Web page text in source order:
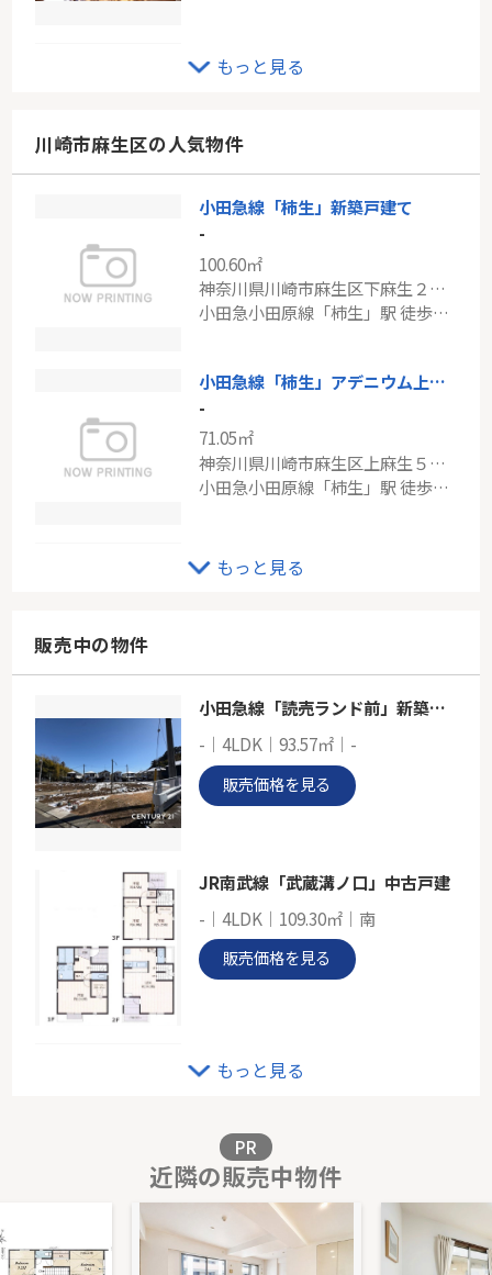
小田急線「玉川学園前」新築分譲
-
神奈川県横浜市青葉区奈良町
52.63㎡
神奈川県川崎市中原区下小田中６丁目
もっと見る
川崎市麻生区の人気物件
小田急線「柿生」新築戸建て
-
100.60㎡
神奈川県川崎市麻生区下麻生２丁目
小田急小田原線「柿生」駅 徒歩22分
小田急線「柿生」アデニウム上麻生ザ・レジデンス
-
71.05㎡
神奈川県川崎市麻生区上麻生５丁目
小田急小田原線「柿生」駅 徒歩9分
小田急線「新百合ヶ丘」中古戸建
-
-
218.64㎡
もっと見る
販売中の物件
小田急線「読売ランド前」新築分譲
-｜4LDK｜93.57㎡｜-
販売価格を見る
JR南武線「武蔵溝ノ口」中古戸建
-｜4LDK｜109.30㎡｜南
販売価格を見る
販売価格を見る
-｜5LDK｜102.06㎡｜南
もっと見る
PR
近隣の販売中物件